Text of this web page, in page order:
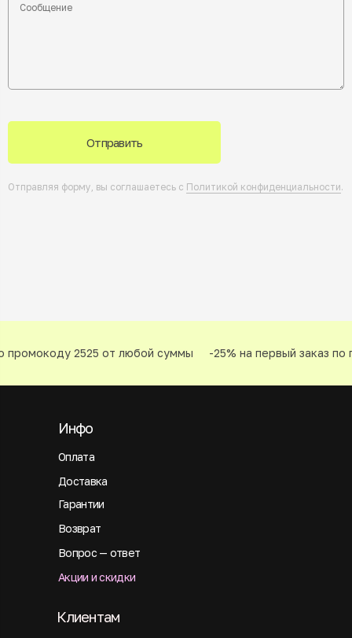
Отправить
Отправляя форму, вы соглашаетесь с Политикой конфиденциальности.
2525 от любой суммы -25% на первый заказ по
Оплата
Инфо
Доставка
Гарантии
Возврат
Вопрос — ответ
Акции и скидки
Клиентам